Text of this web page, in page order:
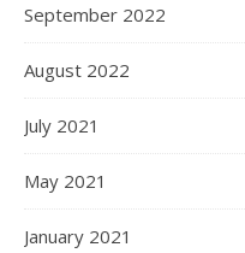
September 2022
August 2022
July 2021
May 2021
January 2021